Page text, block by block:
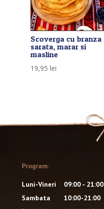
Scoverga cu branza
sarata, marar si
masline
19,95 lei
Program:
Luni-Vineri 09:00 - 21:00
Sambata 10:00-21:00